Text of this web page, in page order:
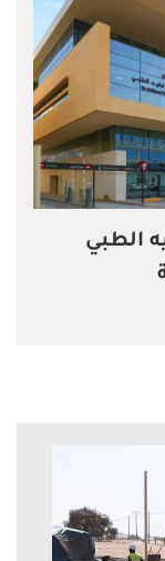
الطبي